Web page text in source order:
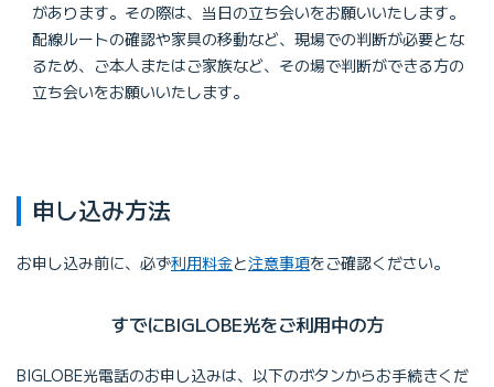
があります。その際は、当日の立ち会いをお願いいたします。
配線ルートの確認や家具の移動など、現場での判断が必要とな
るため、ご本人またはご家族など、その場で判断ができる方の
立ち会いをお願いいたします。
申し込み方法
お申し込み前に、必ず利用料金と注意事項をご確認ください。
すでにBIGLOBE光をご利用中の方
BIGLOBE光電話のお申し込みは、以下のボタンからお手続きくだ